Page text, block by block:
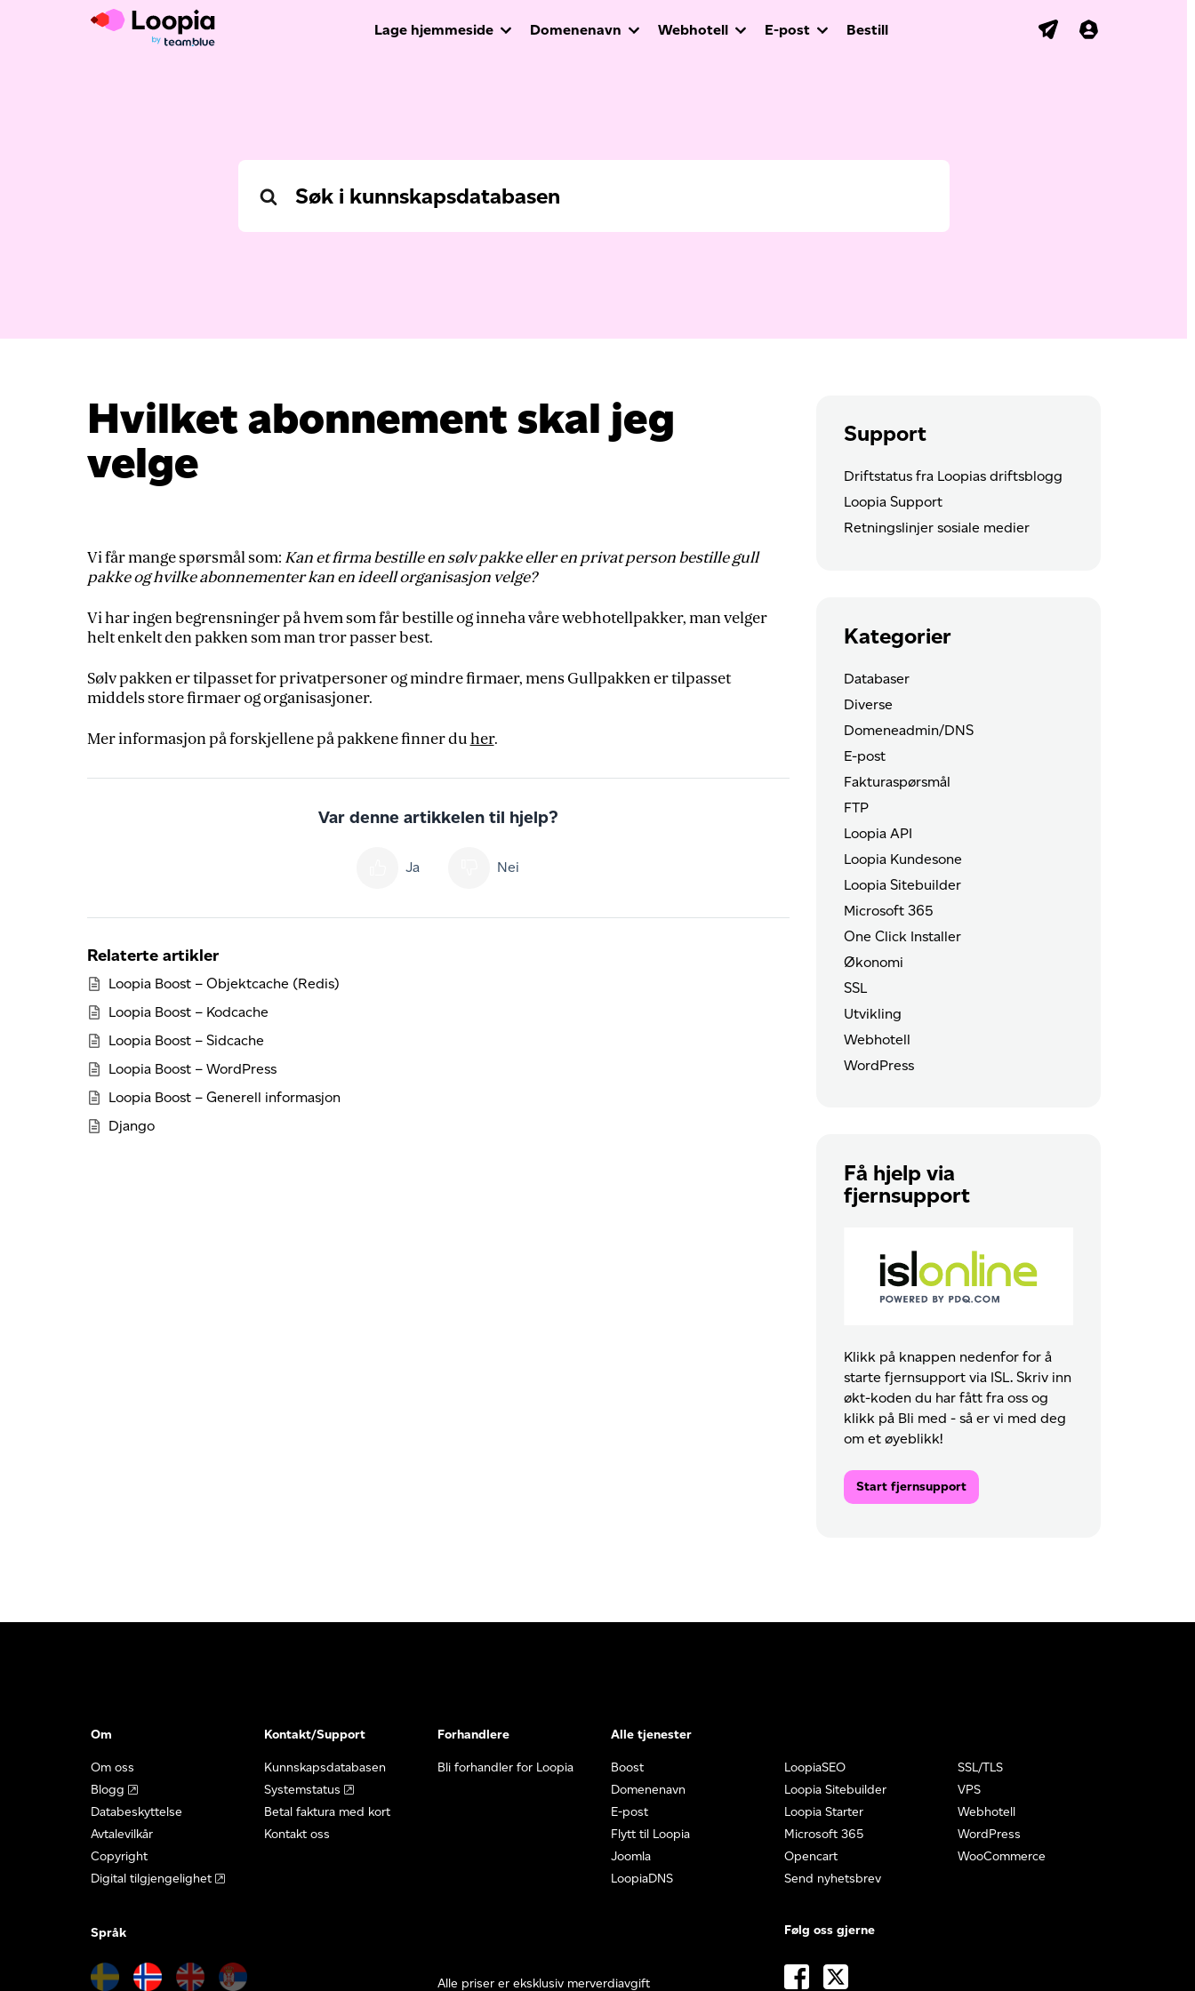
Lage hjemmeside Domenenavn Webhotell E-post Bestill
Search
Hvilket abonnement skal jeg
velge
Vi får mange spørsmål som:Kan et firma bestille en sølv pakke eller en privat person bestille gull
pakke og hvilke abonnementer kan en ideell organisasjon velge?
Vi har ingen begrensninger på hvem som får bestille og inneha våre webhotellpakker, man velger
helt enkelt den pakken som man tror passer best.
Sølv pakken er tilpasset for privatpersoner og mindre firmaer, mens Gullpakken er tilpasset
middels store firmaer og organisasjoner.
Mer informasjon på forskjellene på pakkene finner duher.
Var denne artikkelen til hjelp?
Ja Nei
Relaterte artikler
Loopia Boost – Objektcache (Redis)
Loopia Boost – Kodcache
Loopia Boost – Sidcache
Loopia Boost – WordPress
Loopia Boost – Generell informasjon
Django
Support
Driftstatus fra Loopias driftsblogg
Loopia Support
Retningslinjer sosiale medier
Kategorier
Databaser
Diverse
Domeneadmin/DNS
E-post
Fakturaspørsmål
FTP
Loopia API
Loopia Kundesone
Loopia Sitebuilder
Microsoft 365
One Click Installer
Økonomi
SSL
Utvikling
Webhotell
WordPress
Få hjelp via
fjernsupport
Klikk på knappen nedenfor for å
starte fjernsupport via ISL. Skriv inn
økt-koden du har fått fra oss og
klikk på Bli med - så er vi med deg
om et øyeblikk!
Start fjernsupport
Om
Om oss
Blogg
Databeskyttelse
Avtalevilkår
Copyright
Digital tilgjengelighet
Kontakt/Support
Kunnskapsdatabasen
Systemstatus
Betal faktura med kort
Kontakt oss
Forhandlere
Bli forhandler for Loopia
Alle tjenester
Boost
Domenenavn
E-post
Flytt til Loopia
Joomla
LoopiaDNS
LoopiaSEO
Loopia Sitebuilder
Loopia Starter
Microsoft 365
Opencart
Send nyhetsbrev
SSL/TLS
VPS
Webhotell
WordPress
WooCommerce
Språk
Alle priser er eksklusiv merverdiavgift
Følg oss gjerne